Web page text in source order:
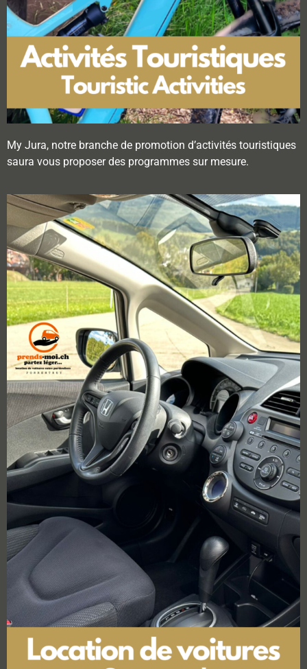
My Jura, notre branche de promotion d’activités touristiques
saura vous proposer des programmes sur mesure.